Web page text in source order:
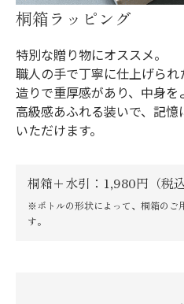
桐箱ラッピング
特別な贈り物にオススメ。
職人の手で丁寧に仕上げら
造りで重厚感があり、中身を
高級感あふれる装いで、記
いただけます。
桐箱＋水引：1,980円（税込
※ボトルの形状によって、桐箱のご
す。